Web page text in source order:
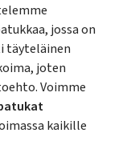
jossa on
täyteläinen
joten
Voimme
kaikille